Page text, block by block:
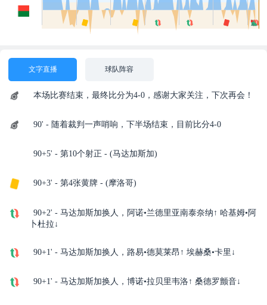
文字直播 球队阵容
本场比赛结束，最终比分为4-0，感谢大家关注，下次再会！
90' - 随着裁判一声哨响，下半场结束，目前比分4-0
90+5' - 第10个射正 - (马达加斯加)
90+3' - 第4张黄牌 - (摩洛哥)
90+2' - 马达加斯加换人，阿诺•兰德里亚南泰奈纳↑ 哈基姆•阿
卜杜拉↓
90+1' - 马达加斯加换人，路易•德莫莱昂↑ 埃赫桑•卡里↓
90+1' - 马达加斯加换人，博诺•拉贝里韦洛↑ 桑德罗颤音↓